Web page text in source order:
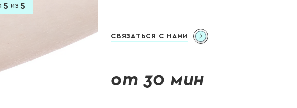
5 из 5
СВЯЗАТЬСЯ С НАМИ
от 30 мин